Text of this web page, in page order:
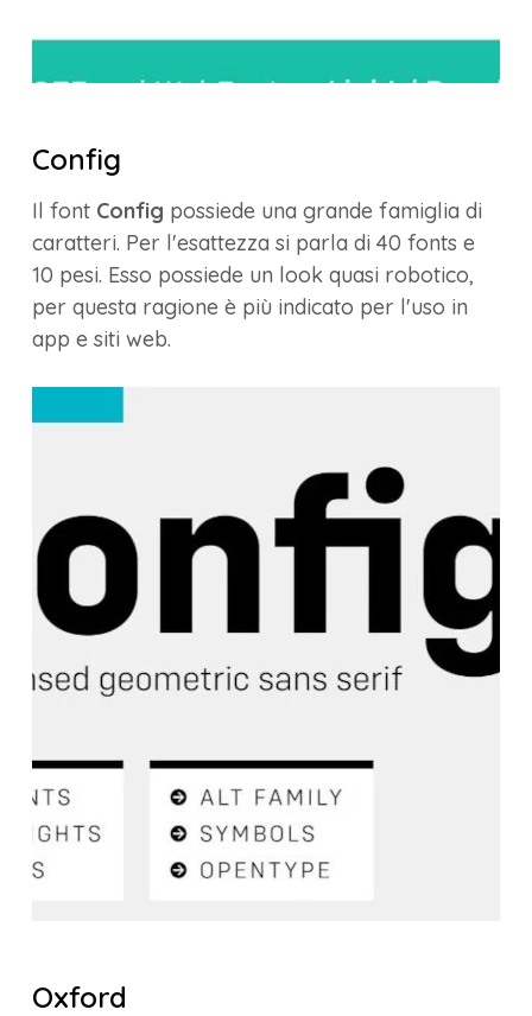
Config
Il font Config possiede una grande famiglia di
caratteri. Per l'esattezza si parla di 40 fonts e
10 pesi. Esso possiede un look quasi robotico,
per questa ragione è più indicato per l'uso in
app e siti web.
Oxford